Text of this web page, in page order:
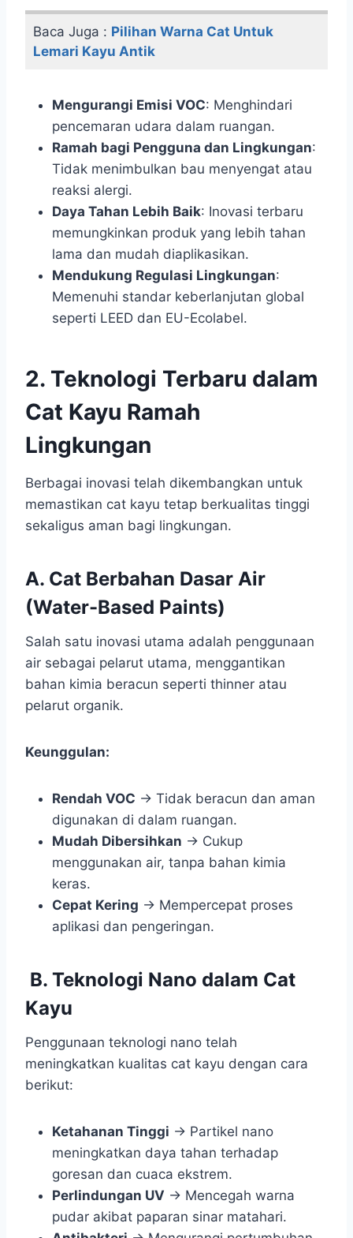
Baca Juga : Pilihan Warna Cat Untuk
Lemari Kayu Antik
Mengurangi Emisi VOC: Menghindari
pencemaran udara dalam ruangan.
Ramah bagi Pengguna dan Lingkungan:
Tidak menimbulkan bau menyengat atau
reaksi alergi.
Daya Tahan Lebih Baik: Inovasi terbaru
memungkinkan produk yang lebih tahan
lama dan mudah diaplikasikan.
Mendukung Regulasi Lingkungan:
Memenuhi standar keberlanjutan global
seperti LEED dan EU-Ecolabel.
2. Teknologi Terbaru dalam
Cat Kayu Ramah
Lingkungan
Berbagai inovasi telah dikembangkan untuk
memastikan cat kayu tetap berkualitas tinggi
sekaligus aman bagi lingkungan.
A. Cat Berbahan Dasar Air
(Water-Based Paints)
Salah satu inovasi utama adalah penggunaan
air sebagai pelarut utama, menggantikan
bahan kimia beracun seperti thinner atau
pelarut organik.
Keunggulan:
Rendah VOC → Tidak beracun dan aman
digunakan di dalam ruangan.
Mudah Dibersihkan → Cukup
menggunakan air, tanpa bahan kimia
keras.
Cepat Kering → Mempercepat proses
aplikasi dan pengeringan.
B. Teknologi Nano dalam Cat
Kayu
Penggunaan teknologi nano telah
meningkatkan kualitas cat kayu dengan cara
berikut:
Ketahanan Tinggi → Partikel nano
meningkatkan daya tahan terhadap
goresan dan cuaca ekstrem.
Perlindungan UV → Mencegah warna
pudar akibat paparan sinar matahari.